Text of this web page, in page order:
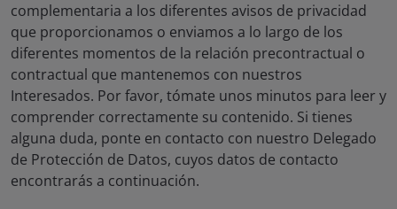
complementaria a los diferentes avisos de privacidad
que proporcionamos o enviamos a lo largo de los
diferentes momentos de la relación precontractual o
contractual que mantenemos con nuestros
Interesados. Por favor, tómate unos minutos para leer y
comprender correctamente su contenido. Si tienes
alguna duda, ponte en contacto con nuestro Delegado
de Protección de Datos, cuyos datos de contacto
encontrarás a continuación.